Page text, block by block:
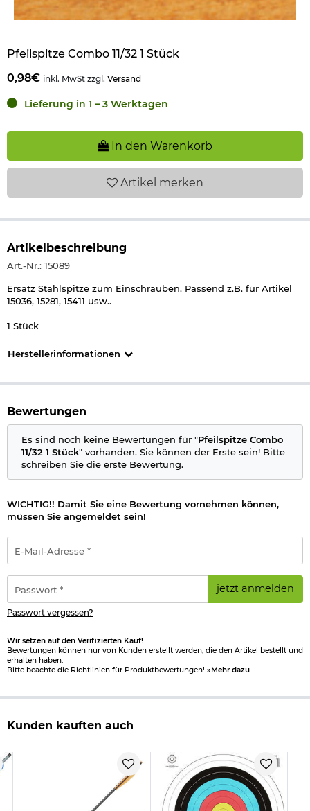
Pfeilspitze Combo 11/32 1 Stück
0,98€ inkl. MwSt zzgl. Versand
Lieferung in 1 – 3 Werktagen
In den Warenkorb
Artikel merken
Artikelbeschreibung
Art.-Nr.: 15089
Ersatz Stahlspitze zum Einschrauben. Passend z.B. für Artikel
15036, 15281, 15411 usw..
1 Stück
Herstellerinformationen
Bewertungen
Es sind noch keine Bewertungen für "Pfeilspitze Combo
11/32 1 Stück" vorhanden. Sie können der Erste sein! Bitte
schreiben Sie die erste Bewertung.
WICHTIG!! Damit Sie eine Bewertung vornehmen können,
müssen Sie angemeldet sein!
E-
Mail-
Adresse
*Passwort
jetzt anmelden
Passwort vergessen?
Wir setzen auf den Verifizierten Kauf!
Bewertungen können nur von Kunden erstellt werden, die den Artikel bestellt und
erhalten haben.
Bitte beachte die Richtlinien für Produktbewertungen! »Mehr dazu
Kunden kauften auch